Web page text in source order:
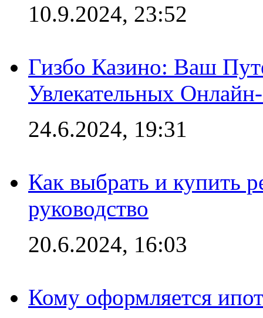
10.9.2024, 23:52
Гизбо Казино: Ваш
Увлекательных
24.6.2024, 19:31
Как выбрать и купить
руководство
20.6.2024, 16:03
Кому оформляется